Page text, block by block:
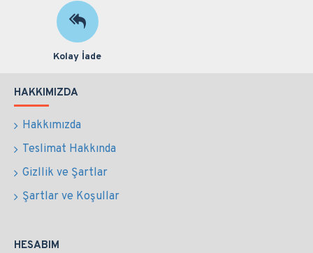
Kolay İade
HAKKIMIZDA
Hakkımızda
Teslimat Hakkında
Gizllik ve Şartlar
Şartlar ve Koşullar
HESABIM